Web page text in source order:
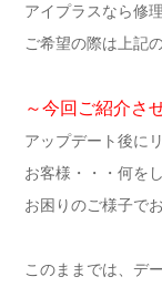
アイプラスなら修
ご希望の際は上記
～今回ご紹介さ
アップデート後に
お客様・・・何を
お困りのご様子で
このままでは、デ